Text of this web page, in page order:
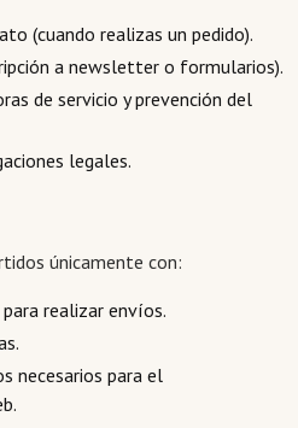
(cuando realizas un pedido).
a newsletter o formularios).
de servicio y prevención del
legales.
únicamente con:
realizar envíos.
necesarios para el